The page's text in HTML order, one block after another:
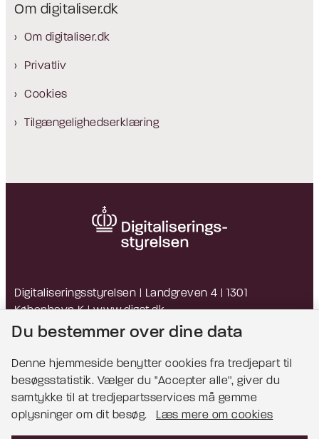
Om digitaliser.dk
Om digitaliser.dk
Privatliv
Cookies
Tilgængelighedserklæring
Digitaliseringsstyrelsen | Landgreven 4 | 1301
København K |www.digst.dk
EAN: 5798009814203 | CVR: 34051178
Bemærk!
Du bestemmer over dine data
Denne hjemmeside benytter cookies fra tredjepart til
besøgsstatistik. Vælger du ''Accepter alle'', giver du
samtykke til at tredjepartsservices må gemme
oplysninger om dit besøg.
Læs mere om cookies